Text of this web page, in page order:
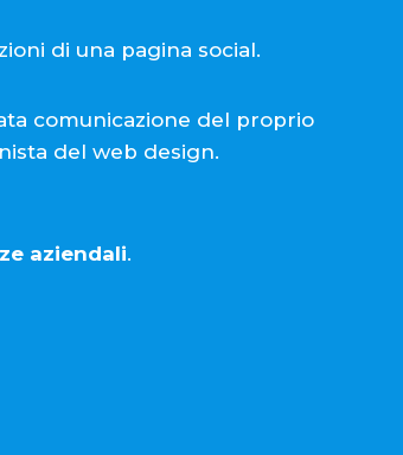
di una pagina social.
comunicazione del proprio
del web design.
aziendali.